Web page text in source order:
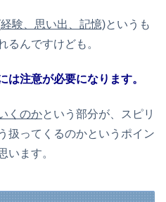
験、思い出、記憶)というも
るんですけども。
は注意が必要になります。
くのかという部分が、スピリ
扱ってくるのかというポイン
います。